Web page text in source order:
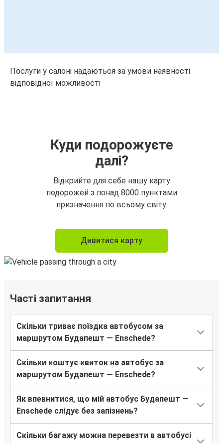
Послуги у салоні надаються за умови наявності
відповідної можливості
Куди подорожуєте
далі?
Відкрийте для себе нашу карту
подорожей з понад 8000 пунктами
призначення по всьому світу.
Дивитися карту
Часті запитання
Скільки триває поїздка автобусом за
маршрутом Будапешт — Enschede?
Скільки коштує квиток на автобус за
маршрутом Будапешт — Enschede?
Як впевнитися, що мій автобус Будапешт —
Enschede слідує без запізнень?
Скільки багажу можна перевезти в автобусі